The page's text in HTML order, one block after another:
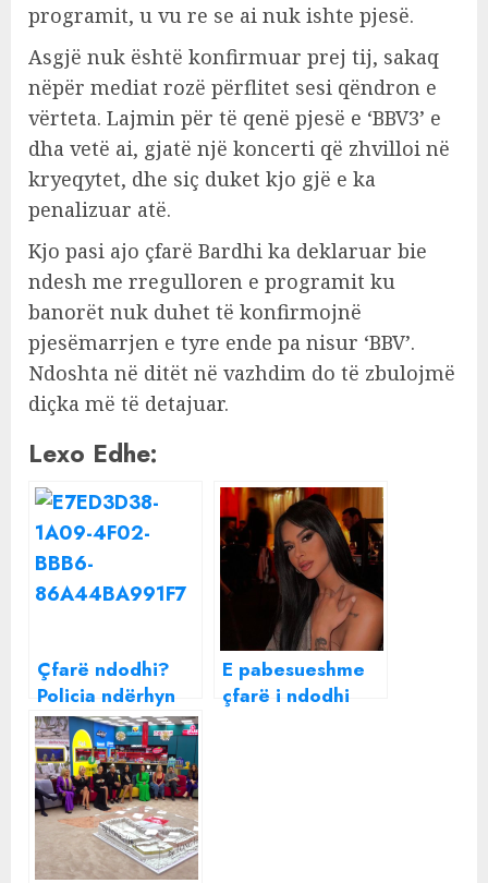
programit, u vu re se ai nuk ishte pjesë.
Asgjë nuk është konfirmuar prej tij, sakaq
nëpër mediat rozë përflitet sesi qëndron e
vërteta. Lajmin për të qenë pjesë e ‘BBV3’ e
dha vetë ai, gjatë një koncerti që zhvilloi në
kryeqytet, dhe siç duket kjo gjë e ka
penalizuar atë.
Kjo pasi ajo çfarë Bardhi ka deklaruar bie
ndesh me rregulloren e programit ku
banorët nuk duhet të konfirmojnë
pjesëmarrjen e tyre ende pa nisur ‘BBV’.
Ndoshta në ditët në vazhdim do të zbulojmë
diçka më të detajuar.
Lexo Edhe:
Çfarë ndodhi?
Policia ndërhyn
në ‘Big Brother
VIP Kosova’
E pabesueshme
çfarë i ndodhi